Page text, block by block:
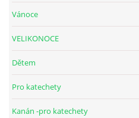
Vánoce
VELIKONOCE
Dětem
Pro katechety
Kanán -pro katechety